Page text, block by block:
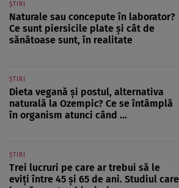
ȘTIRI
Naturale sau concepute în laborator?
Ce sunt piersicile plate și cât de
sănătoase sunt, în realitate
ȘTIRI
Dieta vegană și postul, alternativa
naturală la Ozempic? Ce se întâmplă
în organism atunci când ...
ȘTIRI
Trei lucruri pe care ar trebui să le
eviți între 45 și 65 de ani. Studiul care